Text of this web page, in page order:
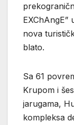
EXChAngE”
nova
blato.
Sa 61
Krupom i
jarugama,
kompleksa